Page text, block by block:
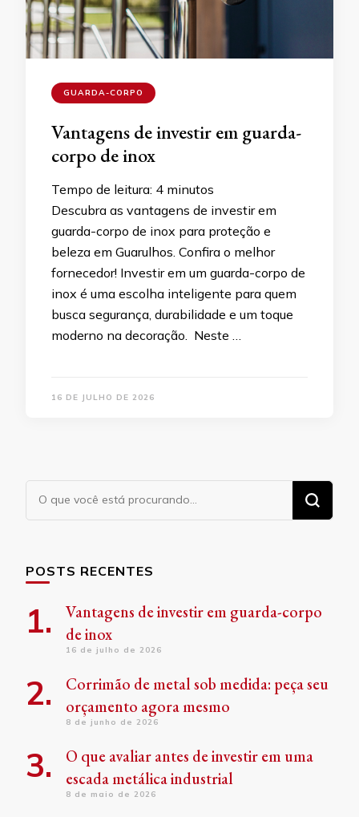
GUARDA-CORPO
Vantagens de investir em guarda-
corpo de inox
Tempo de leitura: 4 minutos
Descubra as vantagens de investir em
guarda-corpo de inox para proteção e
beleza em Guarulhos. Confira o melhor
fornecedor! Investir em um guarda-corpo de
inox é uma escolha inteligente para quem
busca segurança, durabilidade e um toque
moderno na decoração. Neste …
16 DE JULHO DE 2026
Procurando
algo?
POSTS RECENTES
Vantagens de investir em guarda-corpo
de inox
16 de julho de 2026
Corrimão de metal sob medida: peça seu
orçamento agora mesmo
8 de junho de 2026
O que avaliar antes de investir em uma
escada metálica industrial
8 de maio de 2026